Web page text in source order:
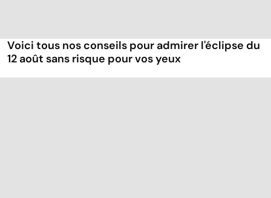
Voici tous nos conseils pour admirer l'éclipse du
12 août sans risque pour vos yeux